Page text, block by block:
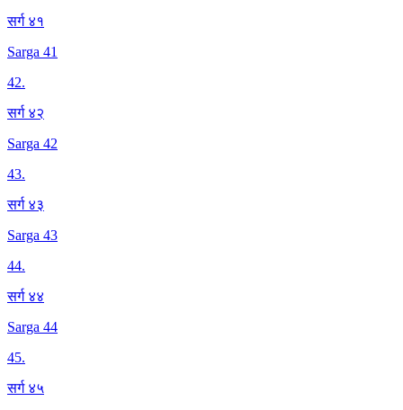
सर्ग ४१
Sarga 41
42.
सर्ग ४२
Sarga 42
43.
सर्ग ४३
Sarga 43
44.
सर्ग ४४
Sarga 44
45.
सर्ग ४५